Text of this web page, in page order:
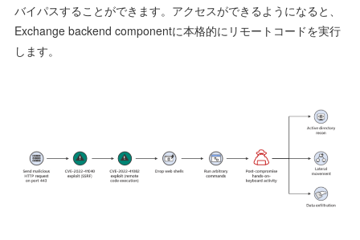
バイパスすることができます。アクセスができるようになると、
Exchange backend componentに本格的にリモートコードを実行
します。